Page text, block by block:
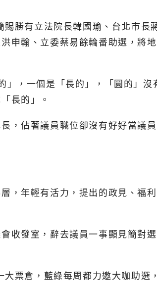
勝有立法院長韓國瑜、台北市長
申翰、立委蔡易餘輪番助選，將
，一個是「長的」，「圓的」沒
長的」。
，佔著議員職位卻沒有好好當議
，年輕有活力，提出的政見、福
收發室，辭去議員一事顯見簡對
票倉，藍綠每周都力邀大咖助選